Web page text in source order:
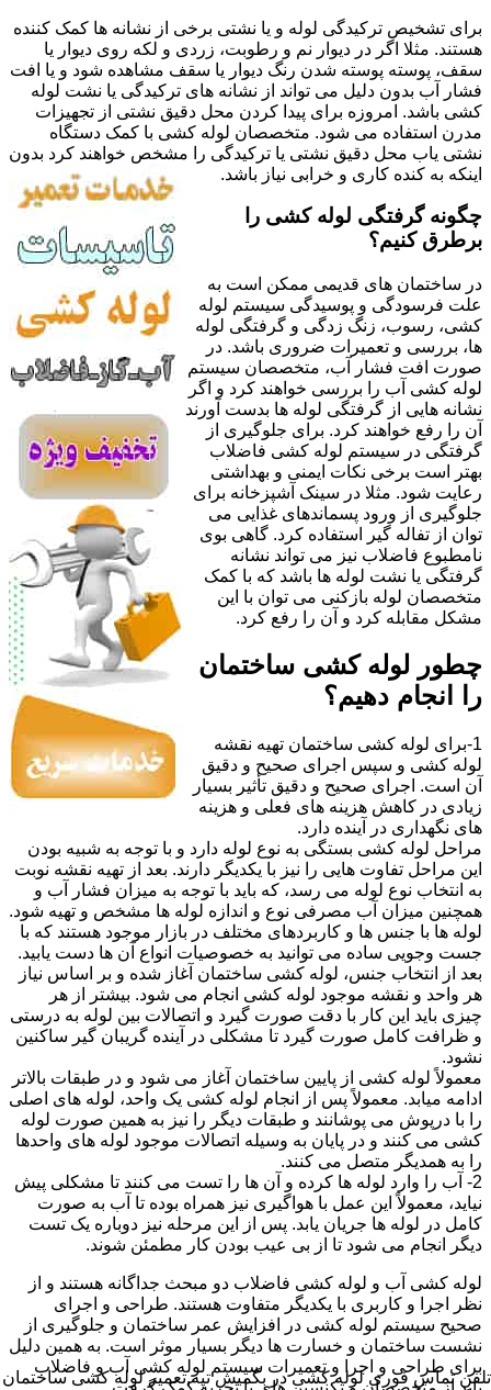
برای تشخیص ترکیدگی لوله و یا نشتی برخی از نشانه ها کمک کننده
هستند. مثلا اگر در دیوار نم و رطوبت، زردی و لکه روی دیوار یا
سقف، پوسته پوسته شدن رنگ دیوار یا سقف مشاهده شود و یا افت
فشار آب بدون دلیل می تواند از نشانه های ترکیدگی یا نشت لوله
کشی باشد. امروزه برای پیدا کردن محل دقیق نشتی از تجهیزات
مدرن استفاده می شود. متخصصان لوله کشی با کمک دستگاه
نشتی یاب محل دقیق نشتی یا ترکیدگی را مشخص خواهند کرد بدون
اینکه به کنده کاری و خرابی نیاز باشد.
چگونه گرفتگی لوله کشی را
برطرق کنیم؟
در ساختمان های قدیمی ممکن است به
علت فرسودگی و پوسیدگی سیستم لوله
کشی، رسوب، زنگ زدگی و گرفتگی لوله
ها، بررسی و تعمیرات ضروری باشد. در
صورت افت فشار آب، متخصصان سیستم
لوله کشی آب را بررسی خواهند کرد و اگر
نشانه هایی از گرفتگی لوله ها بدست آورند
آن را رفع خواهند کرد. برای جلوگیری از
گرفتگی در سیستم لوله کشی فاضلاب
بهتر است برخی نکات ایمنی و بهداشتی
رعایت شود. مثلا در سینک آشپزخانه برای
جلوگیری از ورود پسماندهای غذایی می
توان از تفاله گیر استفاده کرد. گاهی بوی
نامطبوع فاضلاب نیز می تواند نشانه
گرفتگی یا نشت لوله ها باشد که با کمک
متخصصان لوله بازکنی می توان با این
مشکل مقابله کرد و آن را رفع کرد.
چطور لوله کشی ساختمان
را انجام دهیم؟
1-برای لوله کشی ساختمان تهیه نقشه
لوله کشی و سپس اجرای صحیح و دقیق
آن است. اجرای صحیح و دقیق تأثیر بسیار
زیادی در کاهش هزینه های فعلی و هزینه
های نگهداری در آینده دارد.
مراحل لوله کشی بستگی به نوع لوله دارد و با توجه به شبیه بودن
این مراحل تفاوت هایی را نیز با یکدیگر دارند. بعد از تهیه نقشه نوبت
به انتخاب نوع لوله می رسد، که باید با توجه به میزان فشار آب و
همچنین میزان آب مصرفی نوع و اندازه لوله ها مشخص و تهیه شود.
لوله ها با جنس ها و کاربردهای مختلف در بازار موجود هستند که با
جست وجویی ساده می توانید به خصوصیات انواع آن ها دست یابید.
بعد از انتخاب جنس، لوله کشی ساختمان آغاز شده و بر اساس نیاز
هر واحد و نقشه موجود لوله کشی انجام می شود. بیشتر از هر
چیزی باید این کار با دقت صورت گیرد و اتصالات بین لوله به درستی
و ظرافت کامل صورت گیرد تا مشکلی در آینده گریبان گیر ساکنین
نشود.
معمولاً لوله کشی از پایین ساختمان آغاز می شود و در طبقات بالاتر
ادامه میابد. معمولاً پس از انجام لوله کشی یک واحد، لوله های اصلی
را با درپوش می پوشانند و طبقات دیگر را نیز به همین صورت لوله
کشی می کنند و در پایان به وسیله اتصالات موجود لوله های واحدها
را به همدیگر متصل می کنند.
2- آب را وارد لوله ها کرده و آن ها را تست می کنند تا مشکلی پیش
نیاید، معمولاً این عمل با هواگیری نیز همراه بوده تا آب به صورت
کامل در لوله ها جریان یابد. پس از این مرحله نیز دوباره یک تست
دیگر انجام می شود تا از بی عیب بودن کار مطمئن شوند.
لوله کشی آب و لوله کشی فاضلاب دو مبحث جداگانه هستند و از
نظر اجرا و کاربری با یکدیگر متفاوت هستند. طراحی و اجرای
صحیح سیستم لوله کشی در افزایش عمر ساختمان و جلوگیری از
نشست ساختمان و خسارت ها دیگر بسیار موثر است. به همین دلیل
برای طراحی و اجرا و تعمیرات سیستم لوله کشی آب و فاضلاب
تلفن تماس فوریلوله کشی در بگمیش تپه,تعمیر لوله کشی ساختمان